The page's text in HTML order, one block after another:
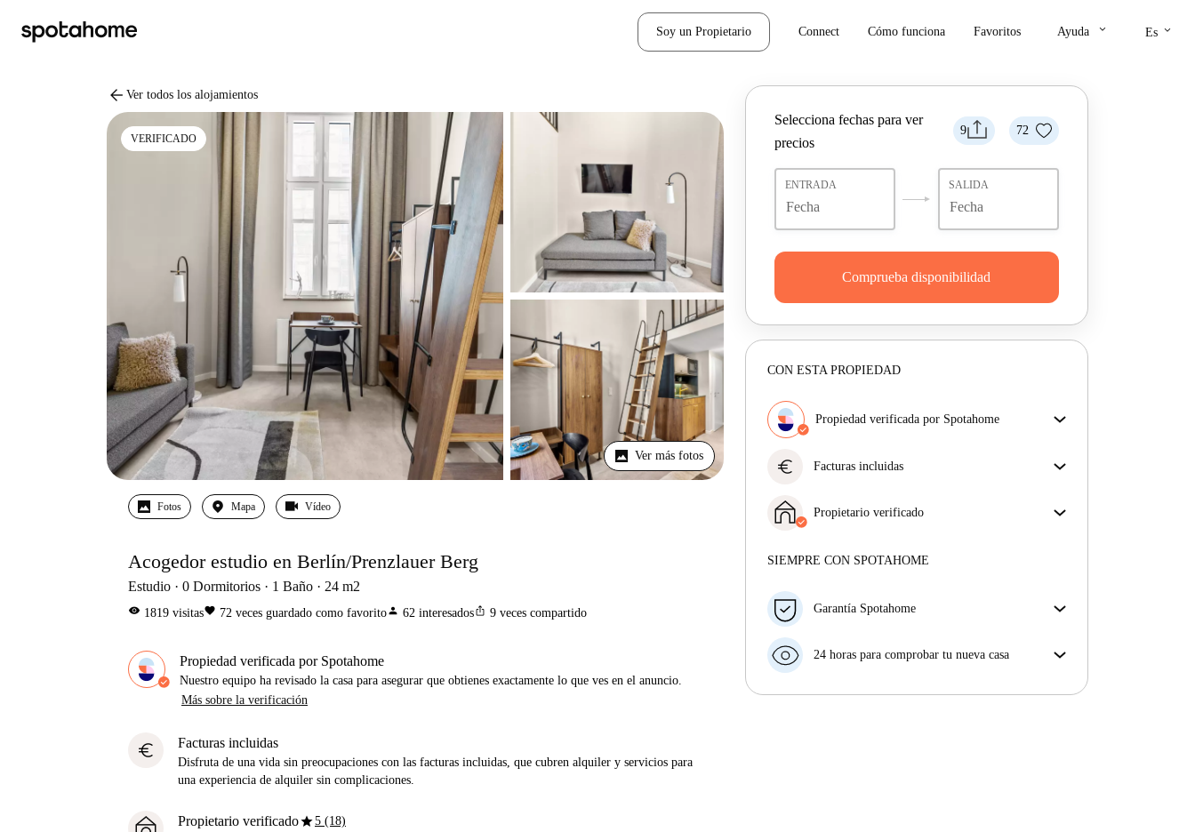
Soy un Propietario Connect Cómo funciona Favoritos Ayuda keyboard_arrow_down Es keyboard_arrow_down
arrow_back Ver todos los alojamientos
VERIFICADO
Ver más fotos
Fotos Mapa Vídeo
Acogedor estudio en Berlín/Prenzlauer Berg
Estudio 0 Dormitorios 1 Baño 24 m2
visibility 1819 visitasfavorite 72 veces guardado como favoritoperson 62 interesadosios_share 9 veces compartido
Propiedad verificada por Spotahome
Nuestro equipo ha revisado la casa para asegurar que obtienes exactamente lo que ves en el anuncio.
Más sobre la verificación
euro Facturas incluidas
Disfruta de una vida sin preocupaciones con las facturas incluidas, que cubren alquiler y servicios para
una experiencia de alquiler sin complicaciones.
Propietario verificadostar5 (18)
9 72
Selecciona fechas para ver
precios
ENTRADA SALIDA
Comprueba disponibilidad
CON ESTA PROPIEDAD
Propiedad verificada por Spotahome
obtienes exactamente lo que ves en el anuncio.
euro Facturas incluidas
facturas incluidas, que cubren alquiler y servicios
para una experiencia de alquiler sin complicaciones.
Propietario verificado
Más sobre este arrendador
SIEMPRE CON SPOTAHOME
Garantía Spotahome
horas previas a la fecha de entrada, Spotahome A) te
el hotel hasta que encuentres nueva casa o B) te hará
24 horas para comprobar tu nueva casa